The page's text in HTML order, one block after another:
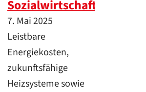
Sozialwirtschaft
7. Mai 2025
Leistbare
Energiekosten,
zukunftsfähige
Heizsysteme sowie